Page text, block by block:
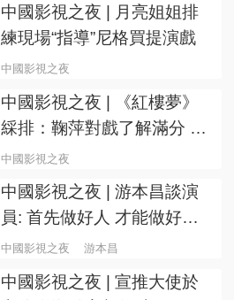
中國影視之夜 | 月亮姐姐排
練現場“指導”尼格買提演戲
中國影視之夜
中國影視之夜 | 《紅樓夢》
綵排：鞠萍對戲了解滿分 倪
萍夾鴿子蛋“一波三折”
中國影視之夜
中國影視之夜 | 游本昌談演
員: 首先做好人 才能做好演
員
中國影視之夜 游本昌
中國影視之夜 | 宣推大使於